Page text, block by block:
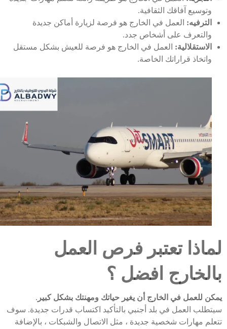
وتوسيع آفاقك الثقافية.
الترفيه: العمل في الخارج هو فرصة لزيارة أماكن جديدة
والتعرف على أشخاص جدد.
الاستقلالية: العمل في الخارج هو فرصة للعيش بشكل مستقل
واتخاذ قراراتك الخاصة.
لماذا تعتبر فرص العمل
بالخارج افضل ؟
يمكن للعمل في الخارج أن يغير حياتك ومهنتك بشكل كبير .
سيتطلب العمل في بلد أجنبي بالتأكيد اكتساب قدرات جديدة. سوف
تتعلم مهارات شخصية جديدة ، مثل الاتصال والشبكات ، بالإضافة